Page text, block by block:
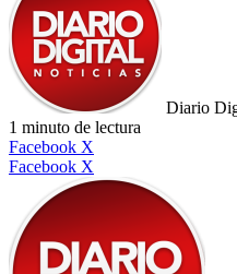
Diario
1 minuto de lectura
Facebook X
correo
electrónico
Facebook X
por